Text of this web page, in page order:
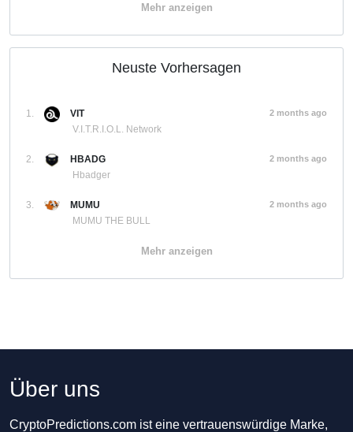
Mehr anzeigen
Neuste Vorhersagen
1.
VIT
V.I.T.R.I.O.L. Network
2 months ago
2.
HBADG
Hbadger
2 months ago
3.
MUMU
MUMU THE BULL
2 months ago
Mehr anzeigen
Über uns
CryptoPredictions.com ist eine vertrauenswürdige Marke,